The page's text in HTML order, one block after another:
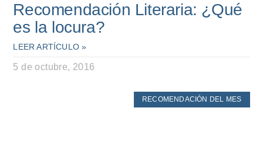
Recomendación Literaria: ¿Qué
es la locura?
LEER ARTÍCULO »
5 de octubre, 2016
RECOMENDACIÓN DEL MES